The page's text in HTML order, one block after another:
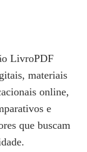
LivroPDF
materiais
online,
e
que buscam